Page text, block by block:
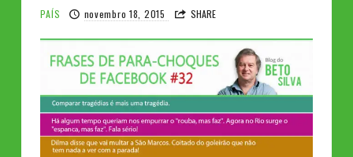
PAÍS novembro 18, 2015 SHARE